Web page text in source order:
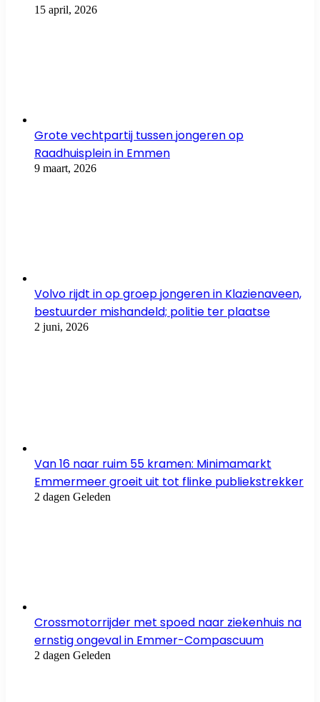
15 april, 2026
Grote vechtpartij tussen jongeren op
Raadhuisplein in Emmen
9 maart, 2026
Volvo rijdt in op groep jongeren in Klazienaveen,
bestuurder mishandeld; politie ter plaatse
2 juni, 2026
Van 16 naar ruim 55 kramen: Minimamarkt
Emmermeer groeit uit tot flinke publiekstrekker
2 dagen Geleden
Crossmotorrijder met spoed naar ziekenhuis na
ernstig ongeval in Emmer-Compascuum
2 dagen Geleden